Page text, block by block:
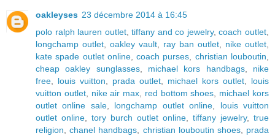
oakleyses 23 décembre 2014 à 16:45
polo ralph lauren outlet,tiffany and co jewelry,coach outlet,
longchamp outlet, oakley vault, ray ban outlet, nike outlet,
kate spade outlet online,coach purses, christian louboutin,
cheap oakley sunglasses, michael kors handbags, nike
free, louis vuitton, prada outlet, michael kors outlet, louis
vuitton outlet, nike air max, red bottom shoes, michael kors
outlet online sale, longchamp outlet online, louis vuitton
outlet online, tory burch outlet online, tiffany jewelry, true
religion,chanel handbags, christian louboutin shoes, prada